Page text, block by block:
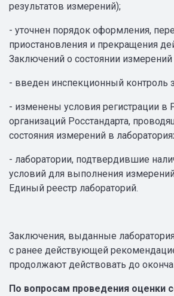
результатов измерений);
- уточнен порядок оформления,
приостановления и прекращения
Заключений о состоянии измерений
- введен инспекционный контроль
- изменены условия регистрации в
организаций Росстандарта,
состояния измерений в
- лаборатории, подтвердившие
условий для выполнения
Единый реестр лабораторий.
Заключения, выданные
с ранее действующей
продолжают действовать до
По вопросам проведения оценки